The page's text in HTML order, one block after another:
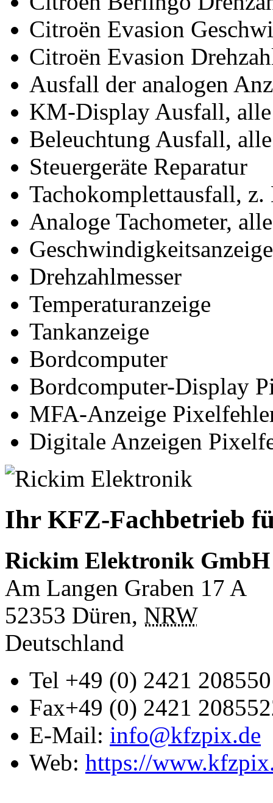
Citroën Evasion
Citroën Evasion
Ausfall der analogen
KM-Display Ausfall,
Beleuchtung Ausfall,
Steuergeräte Reparatur
Tachokomplettausfall,
Analoge Tachometer,
Geschwindigkeitsanzeige
Drehzahlmesser
Temperaturanzeige
Tankanzeige
Bordcomputer
Bordcomputer-Display
MFA-Anzeige
Digitale Anzeigen
Ihr KFZ-Fachbetrieb
Rickim Elektronik GmbH
Am Langen Graben 17 A
52353 Düren, NRW
Deutschland
Tel +49 (0) 2421 208550
Fax+49 (0) 2421
E-Mail: info@kfzpix.de
Web: https://